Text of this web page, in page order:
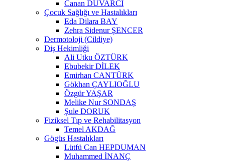
Canan DUVARCI
Çocuk Sağlığı ve Hastalıkları
Eda Dilara BAY
Zehra Sidenur ŞENCER
Dermotoloji (Cildiye)
Diş Hekimliği
Ali Utku ÖZTÜRK
Ebubekir DİLEK
Emirhan CANTÜRK
Gökhan ÇAYLIOĞLU
Özgür YAŞAR
Melike Nur SONDAŞ
Şule DORUK
Fiziksel Tıp ve Rehabilitasyon
Temel AKDAĞ
Gögüs Hastalıkları
Lütfü Can HEPDUMAN
Muhammed İNANÇ